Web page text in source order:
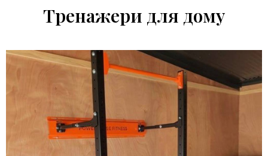
Тренажери для дому